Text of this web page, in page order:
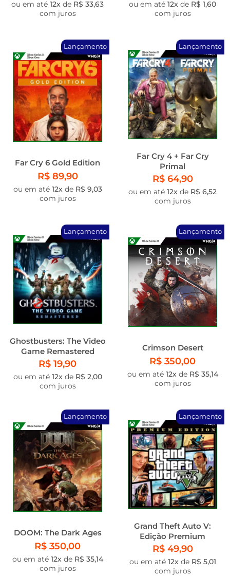
ou em até 12x de R$ 33,63
com juros
ou em até 12x de R$ 1,60
com juros
Lançamento
Far Cry 6 Gold Edition
R$ 89,90
ou em até 12xde R$ 9,03
com juros
Lançamento
Far Cry 4 + Far Cry
Primal
R$ 64,90
ou em até 12x de R$ 6,52
com juros
Lançamento
Ghostbusters: The Video
Game Remastered
R$ 19,90
ou em até 12xde R$ 2,00
com juros
Lançamento
Crimson Desert
R$ 350,00
ou em até 12xde R$ 35,14
com juros
Lançamento
DOOM: The Dark Ages
R$ 350,00
ou em até 12xde R$ 35,14
com juros
Lançamento
Grand Theft Auto V:
Edição Premium
R$ 49,90
ou em até 12xde R$ 5,01
com juros